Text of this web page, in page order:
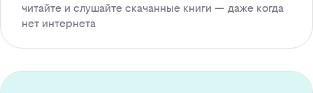
читайте и слушайте скачанные книги — даже когда
нет интернета